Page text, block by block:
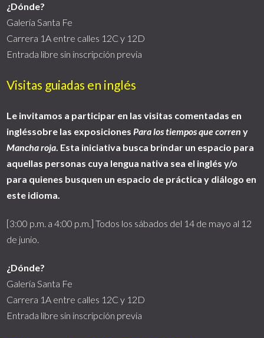
¿Dónde?
Galería Santa Fe
Carrera 1A entre calles 12C y 12D
Entrada libre sin inscripción previa
Visitas guiadas en inglés
Le invitamos a participar en las visitas comentadas en
ingléssobre las exposicionesPara los tiempos que corren y
Mancha roja. Esta iniciativa busca brindar un espacio para
aquellas personas cuya lengua nativa sea el inglés y/o
para quienes busquen un espacio de práctica y diálogo en
este idioma.
[3:00 p.m. a 4:00 p.m.] Todos los sábados del 14 de mayo al 12
de junio.
¿Dónde?
Galería Santa Fe
Carrera 1A entre calles 12C y 12D
Entrada libre sin inscripción previa